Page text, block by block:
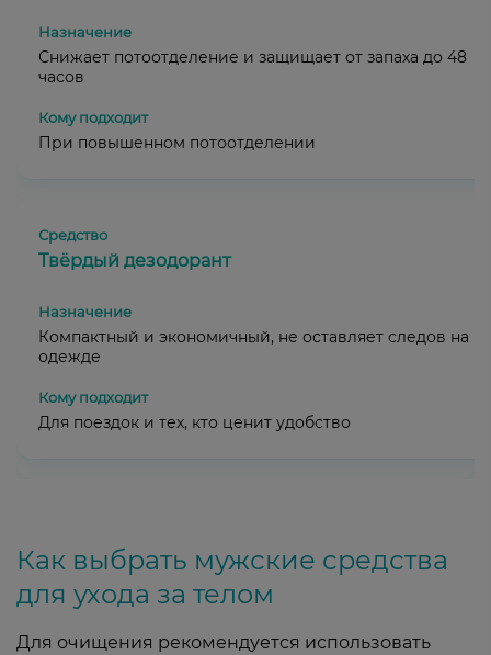
Снижает потоотделение и защищает от запаха до 48
часов
При повышенном потоотделении
Твёрдый дезодорант
Компактный и экономичный, не оставляет следов на
одежде
Для поездок и тех, кто ценит удобство
Как выбрать мужские средства
для ухода за телом
Для очищения рекомендуется использовать